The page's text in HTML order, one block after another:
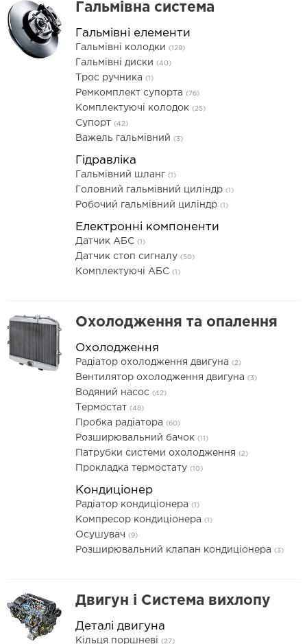
Гальмівна система
Гальмівні елементи
Гальмівні колодки (129)
Гальмівні диски (40)
Трос ручника (1)
Ремкомплект супорта (76)
Комплектуючі колодок (25)
Супорт (42)
Важель гальмівний (3)
Гідравліка
Гальмівний шланг (1)
Головний гальмівний циліндр (1)
Робочий гальмівний циліндр (1)
Електронні компоненти
Датчик АБС (1)
Датчик стоп сигналу (50)
Комплектуючі АБС (1)
Охолодження та опалення
Охолодження
Радіатор охолодження двигуна (2)
Вентилятор охолодження двигуна (3)
Водяний насос (42)
Термостат (48)
Пробка радіатора (60)
Розширювальний бачок (11)
Патрубки системи охолодження (2)
Прокладка термостату (10)
Кондиціонер
Радіатор кондиціонера (1)
Компресор кондиціонера (1)
Осушувач (9)
Розширювальний клапан кондиціонера (3)
Двигун і Система вихлопу
Деталі двигуна
Кільця поршневі (27)